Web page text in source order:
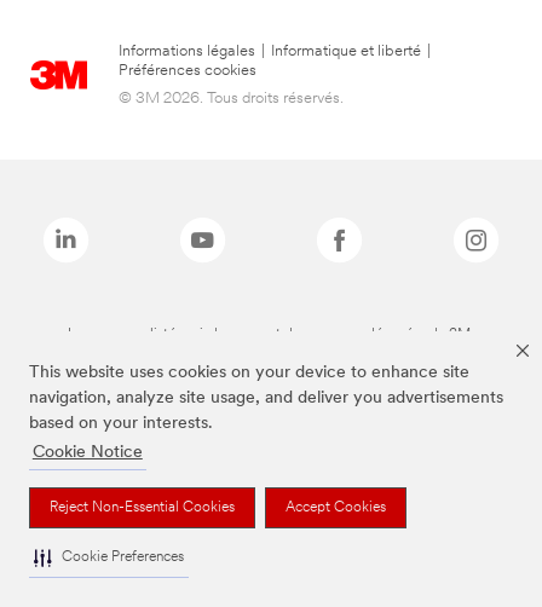
This website uses cookies on your device to enhance site
navigation, analyze site usage, and deliver you advertisements
based on your interests.
Cookie Notice
Reject Non-Essential Cookies Accept Cookies
Cookie Preferences
Informations légales Informatique et liberté
Préférences cookies
© 3M 2026. Tous droits réservés.
Les marques listées ci-dessus sont des marques déposées de 3M.